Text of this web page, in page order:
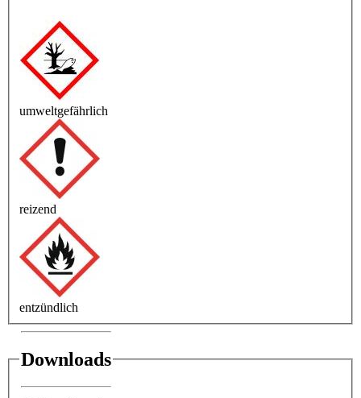
umweltgefährlich
reizend
entzündlich
Downloads